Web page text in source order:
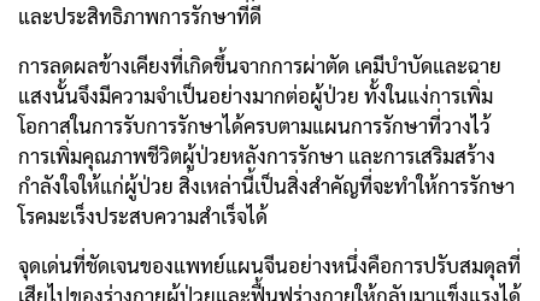
และประสิทธิภาพการรักษาที่ดี
การลดผลข้างเคียงที่เกิดขึ้นจากการผ่าตัด เคมีบำบัดและฉาย
แสงนั้นจึงมีความจำเป็นอย่างมากต่อผู้ป่วย ทั้งในแง่การเพิ่ม
โอกาสในการรับการรักษาได้ครบตามแผนการรักษาที่วางไว้
การเพิ่มคุณภาพชีวิตผู้ป่วยหลังการรักษา และการเสริมสร้าง
กำลังใจให้แก่ผู้ป่วย สิ่งเหล่านี้เป็นสิ่งสำคัญที่จะทำให้การรักษา
โรคมะเร็งประสบความสำเร็จได้
จุดเด่นที่ชัดเจนของแพทย์แผนจีนอย่างหนึ่งคือการปรับสมดุลที่
เสียไปของร่างกายผู้ป่วยและฟื้นฟูร่างกายให้กลับมาแข็งแรงได้